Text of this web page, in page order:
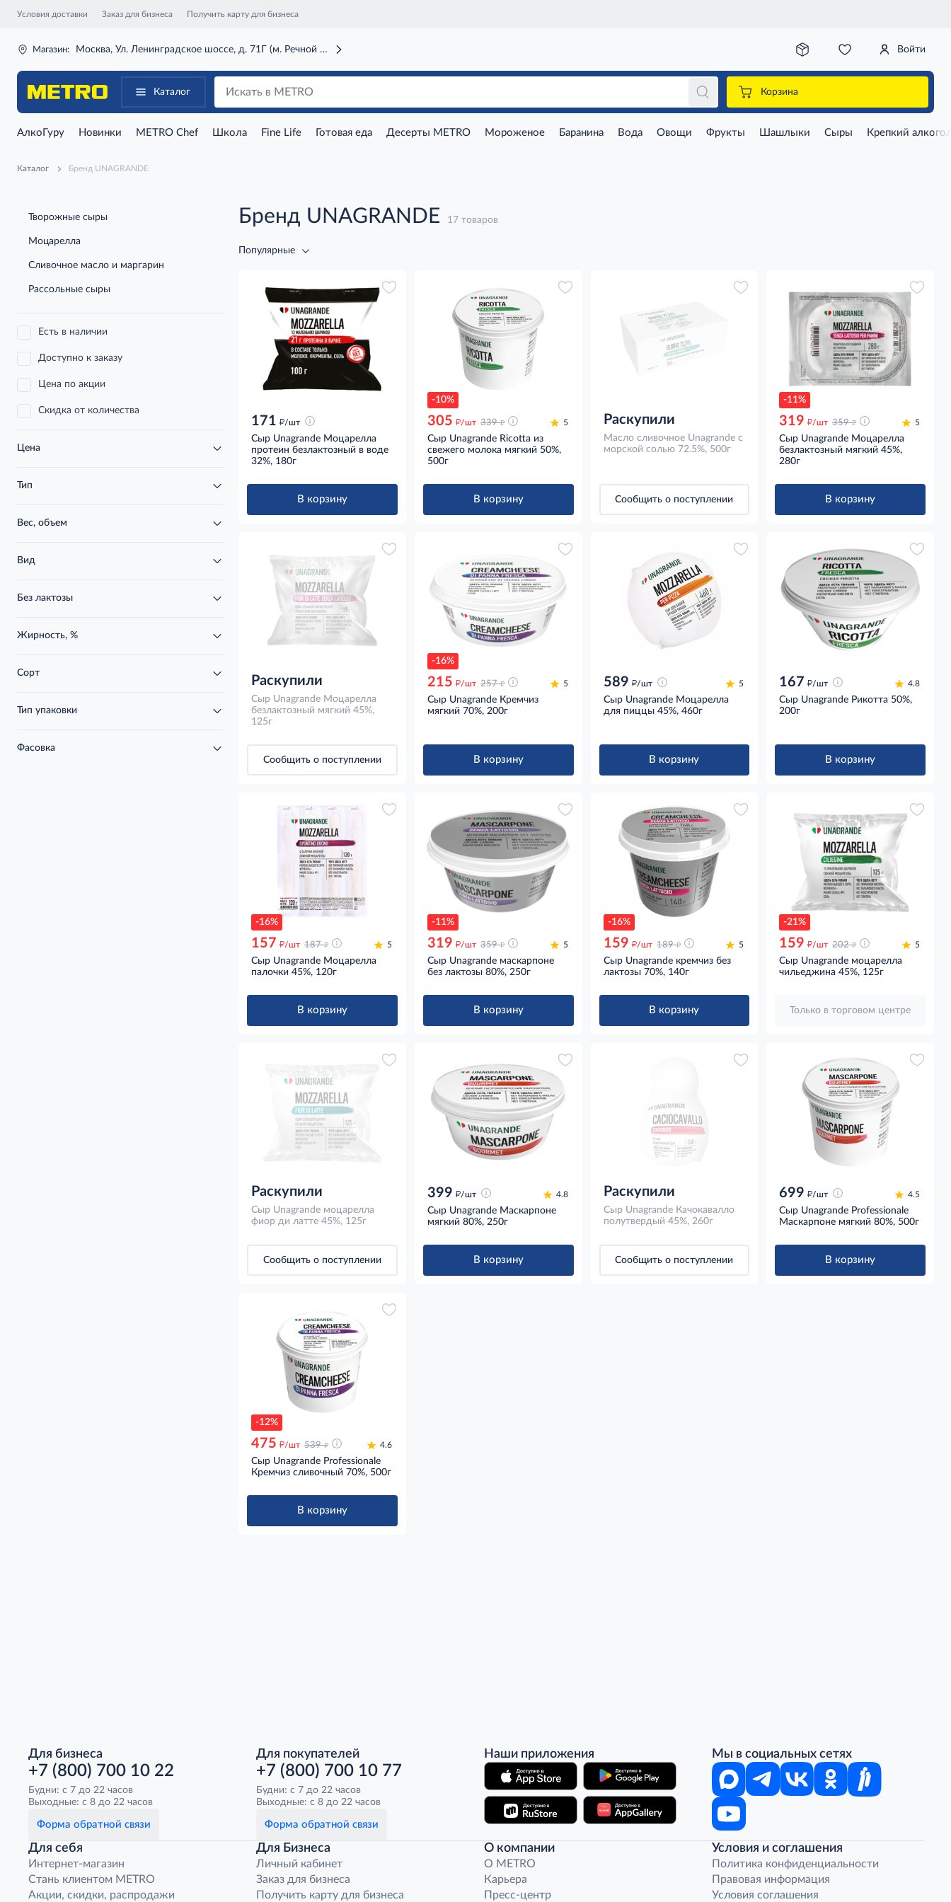
Условия доставки Заказ для бизнеса Получить карту для бизнеса
Магазин: Москва, Ул. Ленинградское шоссе, д. 71Г (м. Речной вокзал) Войти
Каталог Корзина
АлкоГуру Новинки METRO Chef Школа Fine Life Готовая еда Десерты METRO Мороженое Баранина Вода Овощи Фрукты Шашлыки Сыры Крепкий
Каталог Бренд UNAGRANDE
Творожные сыры
Моцарелла
Сливочное масло и маргарин
Рассольные сыры
Есть в наличии
Доступно к заказу
Цена по акции
Скидка от количества
Цена
Тип
Вес, объем
Вид
Без лактозы
Жирность, %
Сорт
Тип упаковки
Фасовка
Бренд UNAGRANDE 17 товаров
Популярные
171 д/шт
Сыр Unagrande Моцарелла
протеин безлактозный в воде
32%, 180г
В корзину
-10%
305 д/шт 339 д 5
Сыр Unagrande Ricotta из
свежего молока мягкий 50%,
500г
В корзину
Раскупили
Масло сливочное Unagrande с
морской солью 72.5%, 500г
Сообщить о поступлении
-11%
319 д/шт 359 д 5
Сыр Unagrande Моцарелла
безлактозный мягкий 45%,
280г
В корзину
Раскупили
Сыр Unagrande Моцарелла
безлактозный мягкий 45%,
125г
Сообщить о поступлении
-16%
215 д/шт 257 д 5
Сыр Unagrande Кремчиз
мягкий 70%, 200г
В корзину
589 д/шт 5
Сыр Unagrande Моцарелла
для пиццы 45%, 460г
В корзину
167 д/шт 4.8
Сыр Unagrande Рикотта 50%,
200г
В корзину
-16%
157 д/шт 187 д 5
Сыр Unagrande Моцарелла
палочки 45%, 120г
В корзину
-11%
319 д/шт 359 д 5
Сыр Unagrande маскарпоне
без лактозы 80%, 250г
В корзину
-16%
159 д/шт 189 д 5
Сыр Unagrande кремчиз без
лактозы 70%, 140г
В корзину
-21%
159 д/шт 202 д 5
Сыр Unagrande моцарелла
чильеджина 45%, 125г
Только в торговом центре
Раскупили
Сыр Unagrande моцарелла
фиор ди латте 45%, 125г
Сообщить о поступлении
399 д/шт 4.8
Сыр Unagrande Маскарпоне
мягкий 80%, 250г
В корзину
Раскупили
Сыр Unagrande Качокавалло
полутвердый 45%, 260г
Сообщить о поступлении
699 д/шт 4.5
Сыр Unagrande Professionale
Маскарпоне мягкий 80%, 500г
В корзину
-12%
475 д/шт 539 д 4.6
Сыр Unagrande Professionale
Кремчиз сливочный 70%, 500г
В корзину
Для бизнеса
+7 (800) 700 10 22
Будни: с 7 до 22 часов
Выходные: с 8 до 22 часов
Форма обратной связи
Для покупателей
+7 (800) 700 10 77
Будни: с 7 до 22 часов
Выходные: с 8 до 22 часов
Форма обратной связи
Наши приложения Мы в социальных сетях
Для себя
Интернет-магазин
Стань клиентом METRO
Акции, скидки, распродажи
Для Бизнеса
Личный кабинет
Заказ для бизнеса
Получить карту для бизнеса
О компании
O METRO
Карьера
Пресс-центр
Условия и соглашения
Политика конфиденциальности
Правовая информация
Условия соглашения